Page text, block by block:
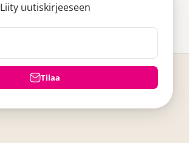
Liity uutiskirjeeseen
Tilaa